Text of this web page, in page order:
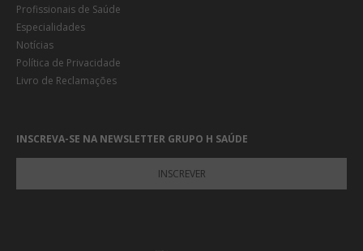
Profissionais de Saúde
Especialidades
Notícias
Política de Privacidade
Livro de Reclamações
INSCREVA-SE NA NEWSLETTER GRUPO H SAÚDE
INSCREVER